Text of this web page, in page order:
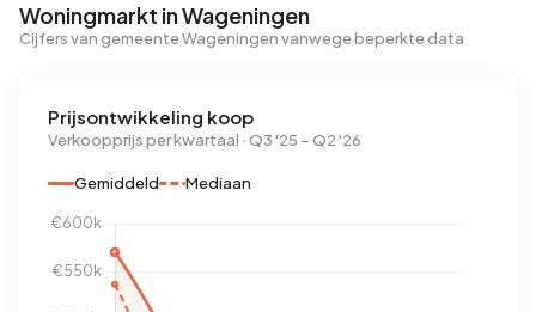
Woningmarkt in Wageningen
Cijfers van gemeente Wageningen vanwege beperkte data
Prijsontwikkeling koop
Verkoopprijs per kwartaal · Q3 '25 – Q2 '26
Gemiddeld Mediaan